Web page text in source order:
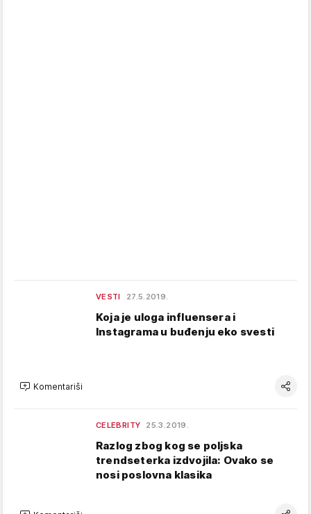
VESTI 27.5.2019.
Koja je uloga influensera i
Instagrama u buđenju eko svesti
Komentariši
CELEBRITY 25.3.2019.
Razlog zbog kog se poljska
trendseterka izdvojila: Ovako se
nosi poslovna klasika